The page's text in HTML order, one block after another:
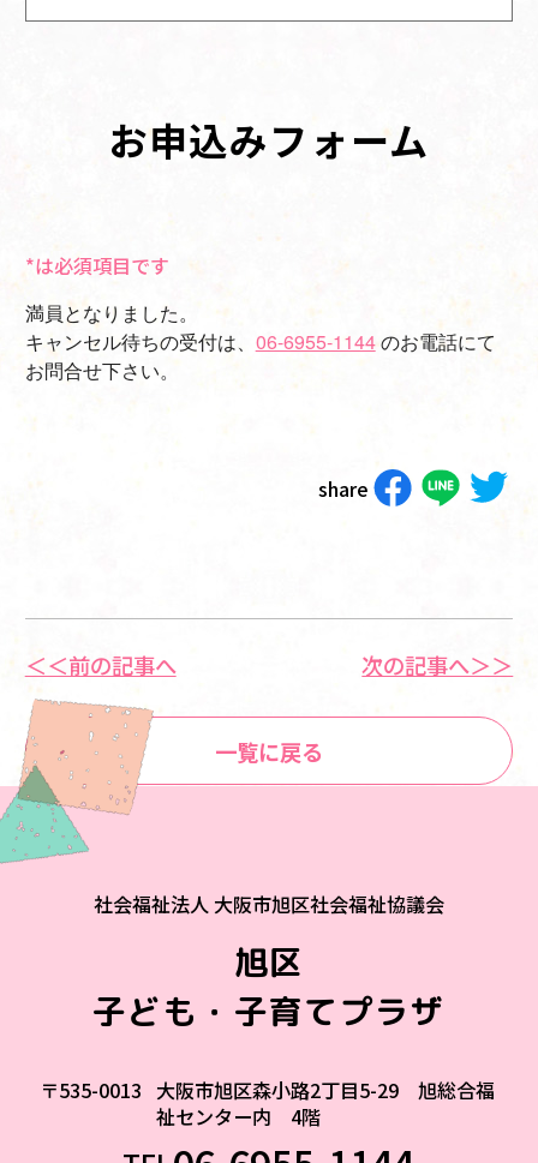
お申込みフォーム
*は必須項目です
満員となりました。
キャンセル待ちの受付は、 06-6955-1144のお電話にて
お問合せ下さい。
share
＜＜前の記事へ
一覧に戻る
次の記事へ＞＞
社会福祉法人 大阪市旭区社会福祉協議会
旭区
子ども・子育てプラザ
〒535-0013 大阪市旭区森小路2丁目5-29 旭総合福
祉センター内 4階